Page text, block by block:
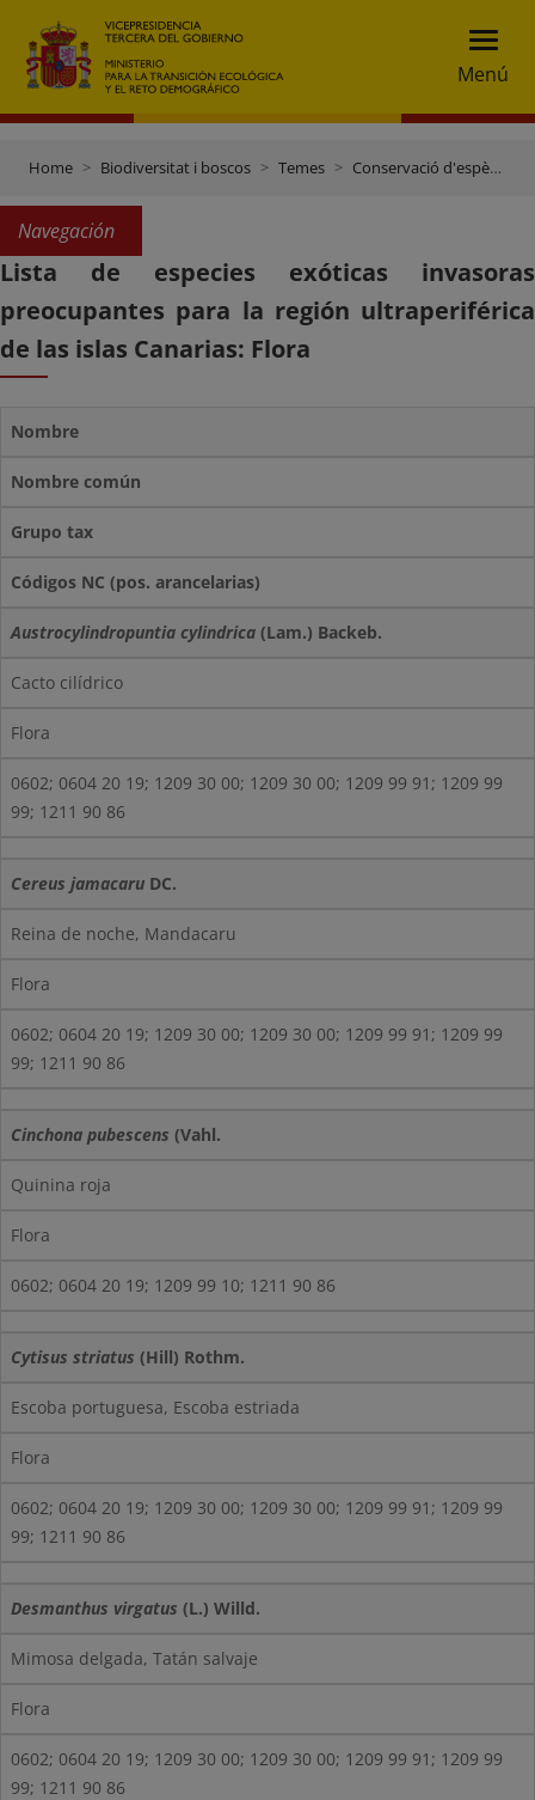
Menú
Home Biodiversitat i boscos Temes Conservació d'espècies
Navegación
Lista de especies exóticas invasoras
preocupantes para la región ultraperiférica
de las islas Canarias: Flora
Nombre
Nombre común
Grupo tax
Códigos NC (pos. arancelarias)
Austrocylindropuntia cylindrica (Lam.) Backeb.
Cacto cilídrico
Flora
0602; 0604 20 19; 1209 30 00; 1209 30 00; 1209 99 91; 1209 99
99; 1211 90 86
Cereus jamacaru DC.
Reina de noche, Mandacaru
Flora
0602; 0604 20 19; 1209 30 00; 1209 30 00; 1209 99 91; 1209 99
99; 1211 90 86
Cinchona pubescens (Vahl.
Quinina roja
Flora
0602; 0604 20 19; 1209 99 10; 1211 90 86
Cytisus striatus (Hill) Rothm.
Escoba portuguesa, Escoba estriada
Flora
0602; 0604 20 19; 1209 30 00; 1209 30 00; 1209 99 91; 1209 99
99; 1211 90 86
Desmanthus virgatus (L.) Willd.
Mimosa delgada, Tatán salvaje
Flora
0602; 0604 20 19; 1209 30 00; 1209 30 00; 1209 99 91; 1209 99
99; 1211 90 86